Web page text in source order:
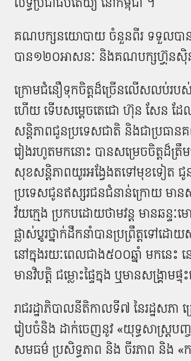
គណបក្ស​នយោបាយ​ ចំនួន​ពីរ ​ទទួល​បាន​
បាន​១២០​អាសនៈ និង​គណបក្ស​ហ្វ៊ុ​ន​
ក្រោម​ជំនឿ​ទុកចិត្ត​ដ៏​ច្រើន​លើសលប់​របស់​
ហើយ ទើប​សម្តេច​តេ​ជោ ហ៊ុន សែន ដែល​ជ
សន្តិភាព​ជូន​ប្រទេស​ជាតិ និង​ជា​ប្រធាន​
រៀង​រហូត​មក​នោះ បាន​សម្រេចចិត្ត​ដ៏​ត្រឹម
សុខ​សន្តិភាព​យូរអង្វែង​តទៅ​មុខ​ទៀត ជូន​
ប្រទេស​ជូន​ឥស្សរជន​ជំនាន់​ក្រោយ មា
វ័យក្មេង ប្រ​កបដោយ​ថាមវន្ត មាន​ឆន្ទ
ផ្លាស់​ប្តូរ​ថ្នាក់ដឹកនាំ​បាន​ប្រព្រឹត្ត​ទៅ​ដ
នៅ​ក្នុង​រយៈពេល​ជាង​៥០០ឆ្នាំ មកនេះ
មាន​វិបត្តិ ជម្លោះផ្ទៃក្នុង ឬ​មាន​សង្គ្រាម​ផ្
រាជរដ្ឋាភិបាល​នីតិកាល​ទី​៧​ នៃ​រដ្ឋសភ
រៀបចំ​និង ដាក់​ចេញ​នូវ «​យុទ្ធសាស្ត្រ​
សមធម៌ ប្រសិទ្ធភាព និង ចីរភាព និង